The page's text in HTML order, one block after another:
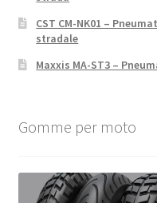
CST CM-NK01 –
stradale
Maxxis MA-ST3 –
Gomme per moto